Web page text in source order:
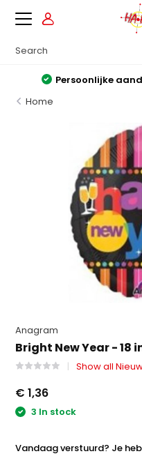
Persoonlijke
Home
Anagram
Bright New Year - 18
Show all
€ 1,36
3 In stock
Vandaag verstuurd? Je